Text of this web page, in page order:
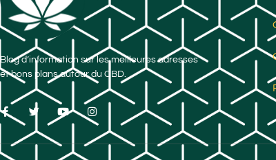
Blog d’information sur les meilleures adresses
et bons plans autour du CBD.